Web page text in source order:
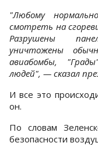
"Любому
смотреть на
Разрушены
уничтожены
авиабомбы,
людей", — сказал
И все это
он.
По словам
безопасности